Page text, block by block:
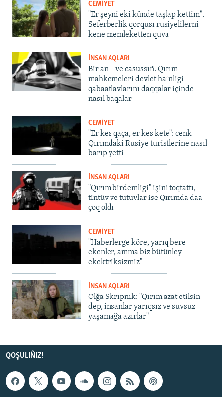
CEMİYET
"Er şeyni eki künde taşlap kettim".
Seferberlik qorqusı rusiyelilerni
kene memleketten quva
İNSAN AQLARI
Bir an – ve casussıñ. Qırım
mahkemeleri devlet hainligi
qabaatlavlarını daqqalar içinde
nasıl baqalar
CEMİYET
"Er kes qaça, er kes kete": cenk
Qırımdaki Rusiye turistlerine nasıl
barıp yetti
İNSAN AQLARI
"Qırım birdemligi" işini toqtattı,
tintüv ve tutuvlar ise Qırımda daa
çoq oldı
CEMİYET
"Haberlerge köre, yarıq bere
ekenler, amma biz bütünley
ekektriksizmiz"
İNSAN AQLARI
Olğa Skrıpnık: "Qırım azat etilsin
dep, insanlar yarıqsız ve suvsuz
yaşamağa azırlar"
QOŞULIÑIZ!